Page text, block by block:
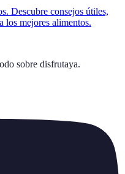
Descubre consejos útiles,
los mejores alimentos.
sobre disfrutaya.